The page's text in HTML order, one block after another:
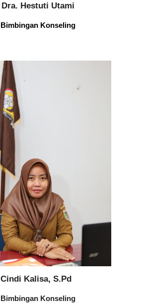
Dra. Hestuti Utami
Bimbingan Konseling
Cindi Kalisa, S.Pd
Bimbingan Konseling